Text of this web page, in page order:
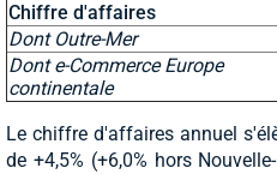
Chiffre d'affaires
Dont Outre-Mer
Dont e-Commerce Europe
continentale
Le chiffre d'affaires annuel
de +4,5% (+6,0% hors